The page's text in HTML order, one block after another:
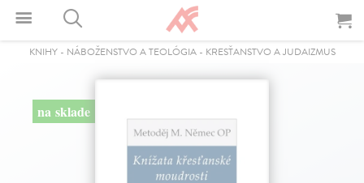
KNIHY- NÁBOŽENSTVO A TEOLÓGIA- KRESŤANSTVO A JUDAIZMUS
na sklade